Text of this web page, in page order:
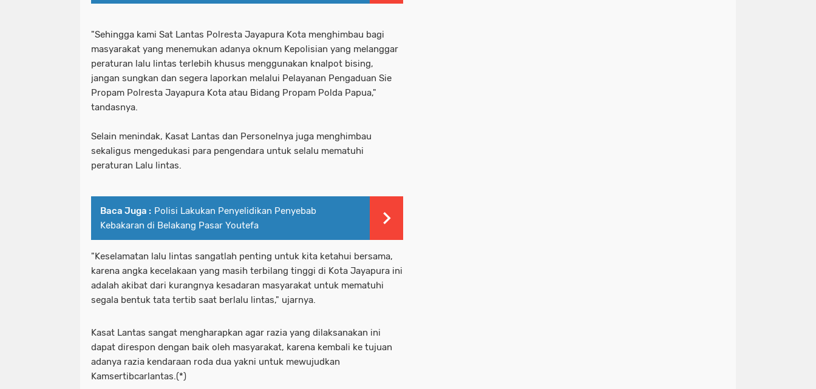
"Sehingga kami Sat Lantas Polresta Jayapura Kota menghimbau bagi
masyarakat yang menemukan adanya oknum Kepolisian yang melanggar
peraturan lalu lintas terlebih khusus menggunakan knalpot bising,
jangan sungkan dan segera laporkan melalui Pelayanan Pengaduan Sie
Propam Polresta Jayapura Kota atau Bidang Propam Polda Papua,"
tandasnya.
Selain menindak, Kasat Lantas dan Personelnya juga menghimbau
sekaligus mengedukasi para pengendara untuk selalu mematuhi
peraturan Lalu lintas.
Baca Juga : Polisi Lakukan Penyelidikan Penyebab
Kebakaran di Belakang Pasar Youtefa
"Keselamatan lalu lintas sangatlah penting untuk kita ketahui bersama,
karena angka kecelakaan yang masih terbilang tinggi di Kota Jayapura ini
adalah akibat dari kurangnya kesadaran masyarakat untuk mematuhi
segala bentuk tata tertib saat berlalu lintas," ujarnya.
Kasat Lantas sangat mengharapkan agar razia yang dilaksanakan ini
dapat direspon dengan baik oleh masyarakat, karena kembali ke tujuan
adanya razia kendaraan roda dua yakni untuk mewujudkan
Kamsertibcarlantas.(*)